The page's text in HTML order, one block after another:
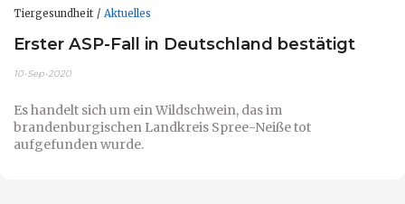
Tiergesundheit Aktuelles
Erster ASP-Fall in Deutschland bestätigt
10-Sep-2020
Es handelt sich um ein Wildschwein, das im
brandenburgischen Landkreis Spree-Neiße tot
aufgefunden wurde.